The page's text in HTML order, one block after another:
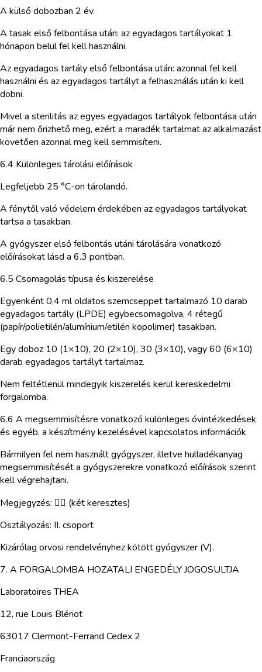
A külső dobozban 2 év.
A tasak első felbontása után: az egyadagos tartályokat 1
hónapon belül fel kell használni.
Az egyadagos tartály első felbontása után: azonnal fel kell
használni és az egyadagos tartályt a felhasználás után ki kell
dobni.
Mivel a sterilitás az egyes egyadagos tartályok felbontása után
már nem őrizhető meg, ezért a maradék tartalmat az alkalmazást
követően azonnal meg kell semmisíteni.
6.4 Különleges tárolási előírások
Legfeljebb 25 °C-on tárolandó.
A fénytől való védelem érdekében az egyadagos tartályokat
tartsa a tasakban.
A gyógyszer első felbontás utáni tárolására vonatkozó
előírásokat lásd a 6.3 pontban.
6.5 Csomagolás típusa és kiszerelése
Egyenként 0,4 ml oldatos szemcseppet tartalmazó 10 darab
egyadagos tartály (LPDE) egybecsomagolva, 4 rétegű
(papír/polietilén/alumínium/etilén kopolimer) tasakban.
Egy doboz 10 (1×10), 20 (2×10), 30 (3×10), vagy 60 (6×10)
darab egyadagos tartályt tartalmaz.
Nem feltétlenül mindegyik kiszerelés kerül kereskedelmi
forgalomba.
6.6 A megsemmisítésre vonatkozó különleges óvintézkedések
és egyéb, a készítmény kezelésével kapcsolatos információk
Bármilyen fel nem használt gyógyszer, illetve hulladékanyag
megsemmisítését a gyógyszerekre vonatkozó előírások szerint
kell végrehajtani.
Megjegyzés:  (két keresztes)
Osztályozás: II. csoport
Kizárólag orvosi rendelvényhez kötött gyógyszer (V).
7. A FORGALOMBA HOZATALI ENGEDÉLY JOGOSULTJA
Laboratoires THEA
12, rue Louis Blériot
63017 Clermont-Ferrand Cedex 2
Franciaország